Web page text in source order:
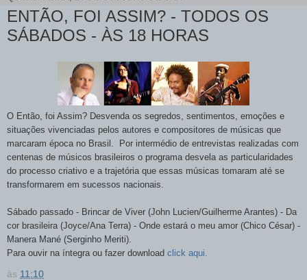
ENTÃO, FOI ASSIM? - TODOS OS
SÁBADOS - ÀS 18 HORAS
O Então, foi Assim? Desvenda os segredos, sentimentos, emoções e
situações vivenciadas pelos autores e compositores de músicas que
marcaram época no Brasil. Por intermédio de entrevistas realizadas com
centenas de músicos brasileiros o programa desvela as particularidades
do processo criativo e a trajetória que essas músicas tomaram até se
transformarem em sucessos nacionais.
Sábado passado - Brincar de Viver (John Lucien/Guilherme Arantes) - Da
cor brasileira (Joyce/Ana Terra) - Onde estará o meu amor (Chico César) -
Manera Mané (Serginho Meriti).
Para ouvir na íntegra ou fazer download click aqui.
às 11:10